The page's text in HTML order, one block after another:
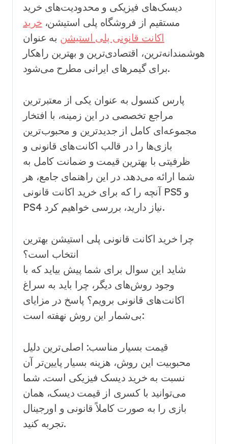
دیسک‌های فیزیکی و محدودیت‌های خرید
مستقیم از فروشگاه پلی استیشن، خرید
اکانت قانونی پلی استیشن به عنوان
هوشمندانه‌ترین، اقتصادی‌ترین و بهترین راهکار
برای گیمرهای ایرانی مطرح می‌شود.
پارس کنسول به عنوان یکی از معتبرترین
مراجع تخصصی در این زمینه، با افتخار
مجموعه‌ای کامل از جدیدترین و محبوب‌ترین
بازی‌ها را در قالب اکانت‌های قانونی و
ظرفیتی با بهترین قیمت و ضمانت کامل به
شما ارائه می‌دهد. در این راهنمای جامع، هر
آنچه را که برای خرید اکانت قانونی PS5 و
PS4 نیاز دارید، بررسی خواهیم کرد.
چرا خرید اکانت قانونی پلی استیشن بهترین
انتخاب است؟
شاید این سوال برای شما پیش بیاید که با
وجود روش‌های دیگر، چرا باید به سراغ
اکانت‌های قانونی برویم؟ پاسخ در مزایای
بی‌شمار این روش نهفته است:
قیمت بسیار مناسب: اصلی‌ترین دلیل
محبوبیت این روش، هزینه بسیار پایین‌تر آن
نسبت به خرید دیسک فیزیکی است. شما
می‌توانید با کسری از قیمت دیسک، همان
بازی را به صورت کاملاً قانونی و اورجینال
تجربه کنید.